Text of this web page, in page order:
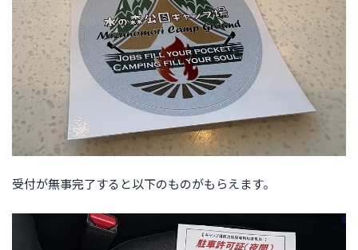
受付が無事完了すると以下のものがもらえます。